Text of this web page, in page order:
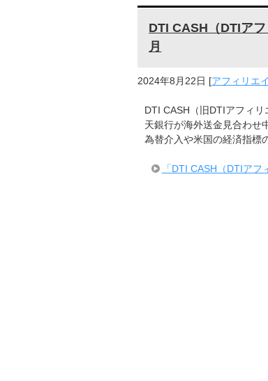
DTI CASH（DTIア
月
2024年8月22日 [アフィリエ
DTI CASH（旧DTIアフィ
天銀行が海外送金見合わせ
為替介入や米国の経済指標
「DTI CASH（DTIア